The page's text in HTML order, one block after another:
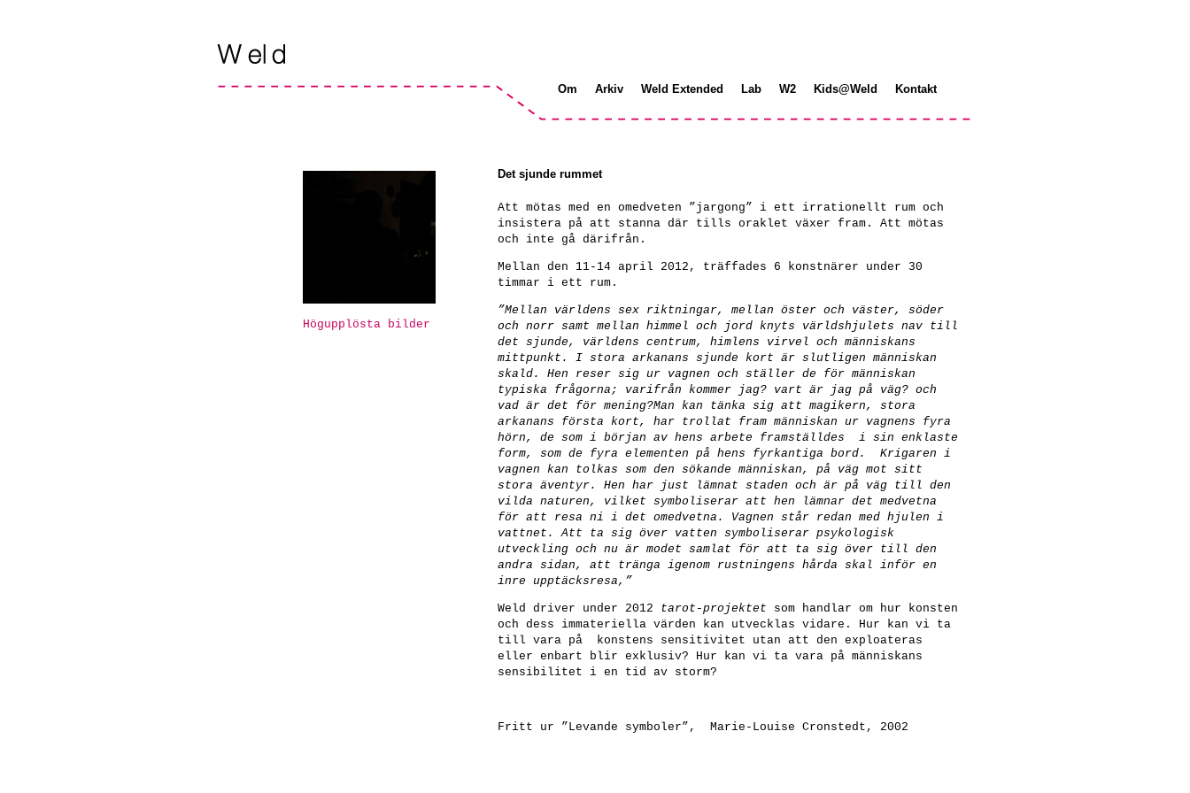
Om Arkiv Weld Extended Lab W2 Kids@Weld Kontakt
Högupplösta bilder
Det sjunde rummet
Att mötas med en omedveten ”jargong” i ett irrationellt rum och
insistera på att stanna där tills oraklet växer fram. Att mötas
och inte gå därifrån.
Mellan den 11-14 april 2012, träffades 6 konstnärer under 30
timmar i ett rum.
”Mellan världens sex riktningar, mellan öster och väster, söder
och norr samt mellan himmel och jord knyts världshjulets nav till
det sjunde, världens centrum, himlens virvel och människans
mittpunkt. I stora arkanans sjunde kort är slutligen människan
skald. Hen reser sig ur vagnen och ställer de för människan
typiska frågorna; varifrån kommer jag? vart är jag på väg? och
vad är det för mening?Man kan tänka sig att magikern, stora
arkanans första kort, har trollat fram människan ur vagnens fyra
hörn, de som i början av hens arbete framställdes i sin enklaste
form, som de fyra elementen på hens fyrkantiga bord. Krigaren i
vagnen kan tolkas som den sökande människan, på väg mot sitt
stora äventyr. Hen har just lämnat staden och är på väg till den
vilda naturen, vilket symboliserar att hen lämnar det medvetna
för att resa ni i det omedvetna. Vagnen står redan med hjulen i
vattnet. Att ta sig över vatten symboliserar psykologisk
utveckling och nu är modet samlat för att ta sig över till den
andra sidan, att tränga igenom rustningens hårda skal inför en
inre upptäcksresa,”
Weld driver under 2012 tarot-projektet som handlar om hur konsten
och dess immateriella värden kan utvecklas vidare. Hur kan vi ta
till vara på konstens sensitivitet utan att den exploateras
eller enbart blir exklusiv? Hur kan vi ta vara på människans
sensibilitet i en tid av storm?
Fritt ur ”Levande symboler”, Marie-Louise Cronstedt, 2002